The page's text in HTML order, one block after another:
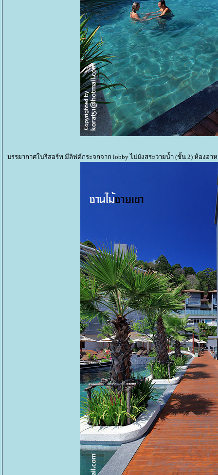
บรรยากาศในรีสอร์ท มีลิฟต์กระจกจาก lobby ไปยังสระว่ายน้ำ (ชั้น 2) ห้องอา